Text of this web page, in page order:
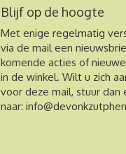
Blijf op de hoogte
Met enige regelmatig
via de mail een
komende acties of
in de winkel. Wilt u zich
voor deze mail, stuur dan
naar: